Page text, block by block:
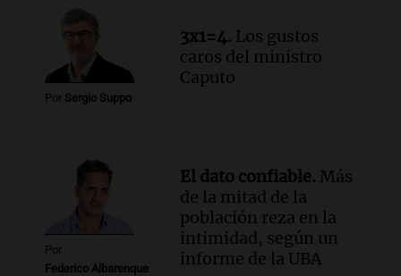
conectividad fronteriza, aérea y digital
con Jujuy
Panorama Federal
Episodios
Por Sergio Suppo
3x1=4. Los gustos
caros del ministro
Caputo
Por
Federico Albarenque
El dato confiable. Más
de la mitad de la
población reza en la
intimidad, según un
informe de la UBA